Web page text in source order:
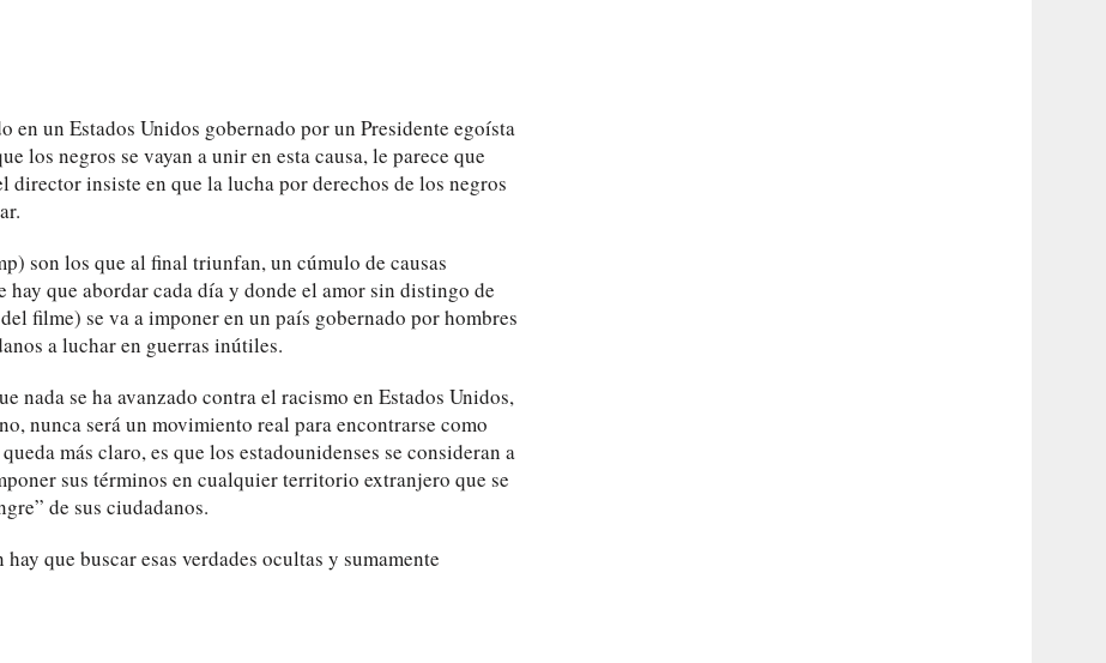
un Estados Unidos gobernado por un Presidente egoísta
los negros se vayan a unir en esta causa, le parece que
insiste en que la lucha por derechos de los negros
son los que al final triunfan, un cúmulo de causas
que abordar cada día y donde el amor sin distingo de
filme) se va a imponer en un país gobernado por hombres
a luchar en guerras inútiles.
nada se ha avanzado contra el racismo en Estados Unidos,
nunca será un movimiento real para encontrarse como
más claro, es que los estadounidenses se consideran a
sus términos en cualquier territorio extranjero que se
de sus ciudadanos.
que buscar esas verdades ocultas y sumamente